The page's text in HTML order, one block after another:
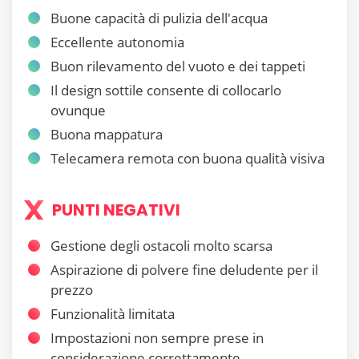
Buone capacità di pulizia dell'acqua
Eccellente autonomia
Buon rilevamento del vuoto e dei tappeti
Il design sottile consente di collocarlo
ovunque
Buona mappatura
Telecamera remota con buona qualità visiva
PUNTI NEGATIVI
Gestione degli ostacoli molto scarsa
Aspirazione di polvere fine deludente per il
prezzo
Funzionalità limitata
Impostazioni non sempre prese in